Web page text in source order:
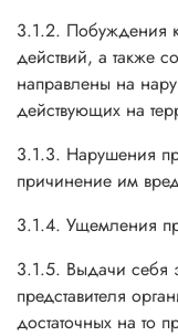
3.1.2. Побуждения
действий, а также
направлены на
действующих на
3.1.3. Нарушения
причинение им
3.1.4. Ущемления
3.1.5. Выдачи себя
представителя
достаточных на то